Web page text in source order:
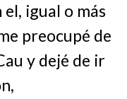
igual o más
preocupé de
y dejé de ir